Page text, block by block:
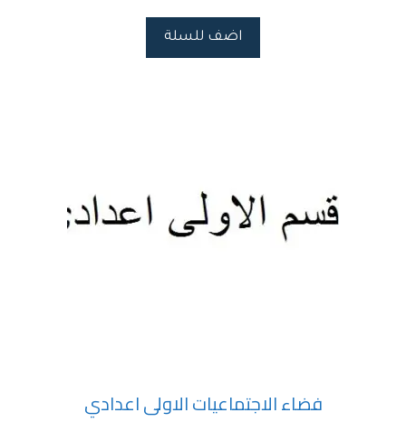
اضف للسلة
فضاء الاجتماعيات الاولى اعدادي